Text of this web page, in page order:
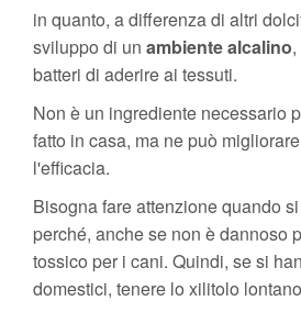
in quanto, a differenza di altri
sviluppo di un ambiente alcalino
batteri di aderire ai tessuti.
Non è un ingrediente necessario
fatto in casa, ma ne può
l'efficacia.
Bisogna fare attenzione quando
perché, anche se non è dannoso
tossico per i cani. Quindi, se si
domestici, tenere lo xilitolo